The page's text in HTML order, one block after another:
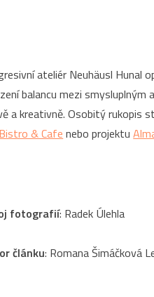
ateliér Neuhäusl Hunal
balancu mezi
a kreativně. Osobitý rukopis
& Cafe nebo projektu
fotografií: Radek Úlehla
článku: Romana Šimáčková